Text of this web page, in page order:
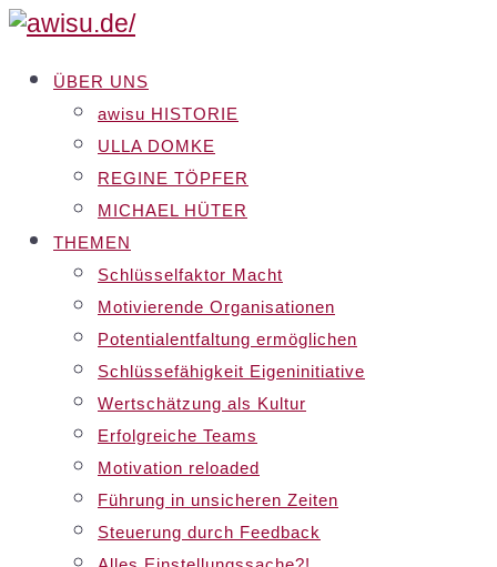
ÜBER UNS
awisu HISTORIE
ULLA DOMKE
REGINE TÖPFER
MICHAEL HÜTER
THEMEN
Schlüsselfaktor Macht
Motivierende Organisationen
Potentialentfaltung ermöglichen
Schlüssefähigkeit Eigeninitiative
Wertschätzung als Kultur
Erfolgreiche Teams
Motivation reloaded
Führung in unsicheren Zeiten
Steuerung durch Feedback